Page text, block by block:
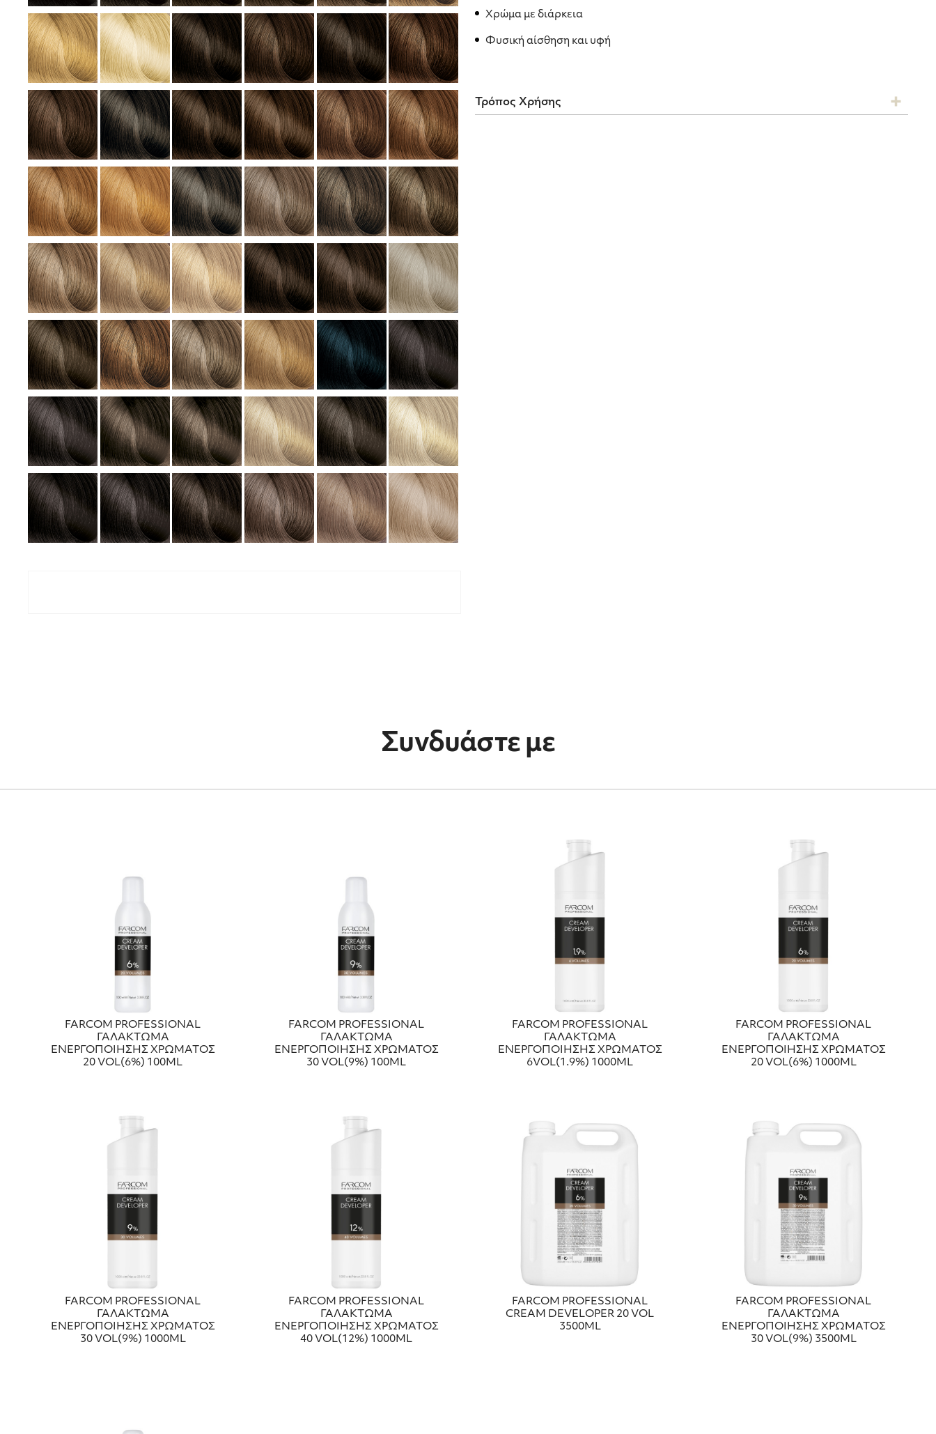
Χρώμα με διάρκεια
Φυσική αίσθηση και υφή
Τρόπος Χρήσης
Συνδυάστε με
FARCOM PROFESSIONAL
ΓΑΛΑΚΤΩΜΑ
ΕΝΕΡΓΟΠΟΙΗΣΗΣ ΧΡΩΜΑΤΟΣ
20 VOL(6%) 100ML
FARCOM PROFESSIONAL
ΓΑΛΑΚΤΩΜΑ
ΕΝΕΡΓΟΠΟΙΗΣΗΣ ΧΡΩΜΑΤΟΣ
30 VOL(9%) 100ML
FARCOM PROFESSIONAL
ΓΑΛΑΚΤΩΜΑ
ΕΝΕΡΓΟΠΟΙΗΣΗΣ ΧΡΩΜΑΤΟΣ
6VOL(1.9%) 1000ML
FARCOM PROFESSIONAL
ΓΑΛΑΚΤΩΜΑ
ΕΝΕΡΓΟΠΟΙΗΣΗΣ ΧΡΩΜΑΤΟΣ
20 VOL(6%) 1000ML
FARCOM PROFESSIONAL
ΓΑΛΑΚΤΩΜΑ
ΕΝΕΡΓΟΠΟΙΗΣΗΣ ΧΡΩΜΑΤΟΣ
30 VOL(9%) 1000ML
FARCOM PROFESSIONAL
ΓΑΛΑΚΤΩΜΑ
ΕΝΕΡΓΟΠΟΙΗΣΗΣ ΧΡΩΜΑΤΟΣ
40 VOL(12%) 1000ML
FARCOM PROFESSIONAL
CREAM DEVELOPER 20 VOL
3500ML
FARCOM PROFESSIONAL
ΓΑΛΑΚΤΩΜΑ
ΕΝΕΡΓΟΠΟΙΗΣΗΣ ΧΡΩΜΑΤΟΣ
30 VOL(9%) 3500ML